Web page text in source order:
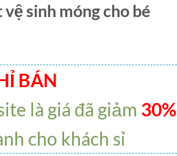
sinh móng cho bé
BÁN
là giá đã giảm 30%
cho khách sỉ